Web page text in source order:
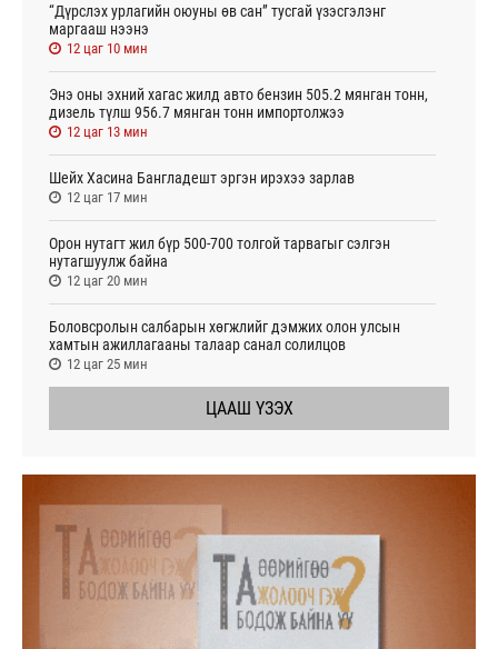
“Дүрслэх урлагийн оюуны өв сан” тусгай үзэсгэлэнг
маргааш нээнэ
12 цаг 10 мин
Энэ оны эхний хагас жилд авто бензин 505.2 мянган тонн,
дизель түлш 956.7 мянган тонн импортолжээ
12 цаг 13 мин
Шейх Хасина Бангладешт эргэн ирэхээ зарлав
12 цаг 17 мин
Орон нутагт жил бүр 500-700 толгой тарвагыг сэлгэн
нутагшуулж байна
12 цаг 20 мин
Боловсролын салбарын хөгжлийг дэмжих олон улсын
хамтын ажиллагааны талаар санал солилцов
12 цаг 25 мин
ЦААШ ҮЗЭХ